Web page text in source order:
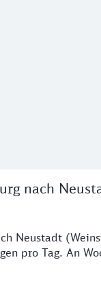
nach
Neustadt
pro Tag. An